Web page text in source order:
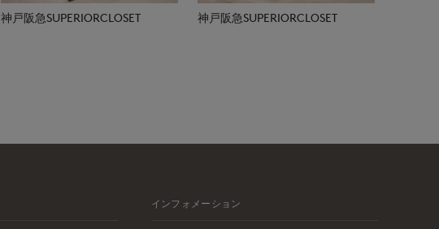
神戸阪急SUPERIORCLOSET 神戸阪急SUPERIORCLOSET
インフォメーション